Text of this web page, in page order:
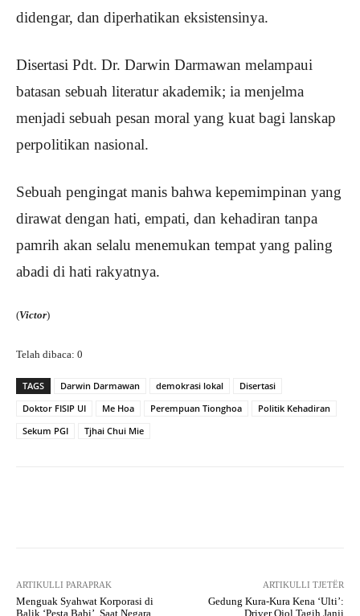
didengar, dan diperhatikan eksistensinya.
Disertasi Pdt. Dr. Darwin Darmawan melampaui
batasan sebuah literatur akademik; ia menjelma
menjadi sebuah pesan moral yang kuat bagi lanskap
perpolitikan nasional.
Sebuah pengingat manis bahwa kepemimpinan yang
dirawat dengan hati, empati, dan kehadiran tanpa
pamrih akan selalu menemukan tempat yang paling
abadi di hati rakyatnya.
(Victor)
Telah dibaca: 0
TAGS Darwin Darmawan demokrasi lokal
Disertasi
Doktor FISIP UI
Me Hoa Perempuan Tionghoa
Politik Kehadiran
Sekum PGI
Tjhai Chui Mie
ARTIKULLI PARAPRAK
Menguak Syahwat Korporasi di
Balik ‘Pesta Babi’, Saat Negara
ARTIKULLI TJETËR
Gedung Kura-Kura Kena ‘Ulti’:
Driver Ojol Tagih Janji